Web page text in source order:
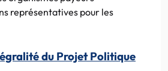
représentatives pour les
du Projet Politique